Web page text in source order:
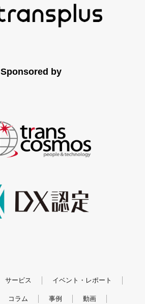
Sponsored by
サービス イベント・レポート
コラム 事例 動画